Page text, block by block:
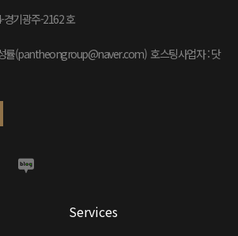
Services
경기광주-2162 호
률(pantheongroup@naver.com) 호스팅사업자 : 닷